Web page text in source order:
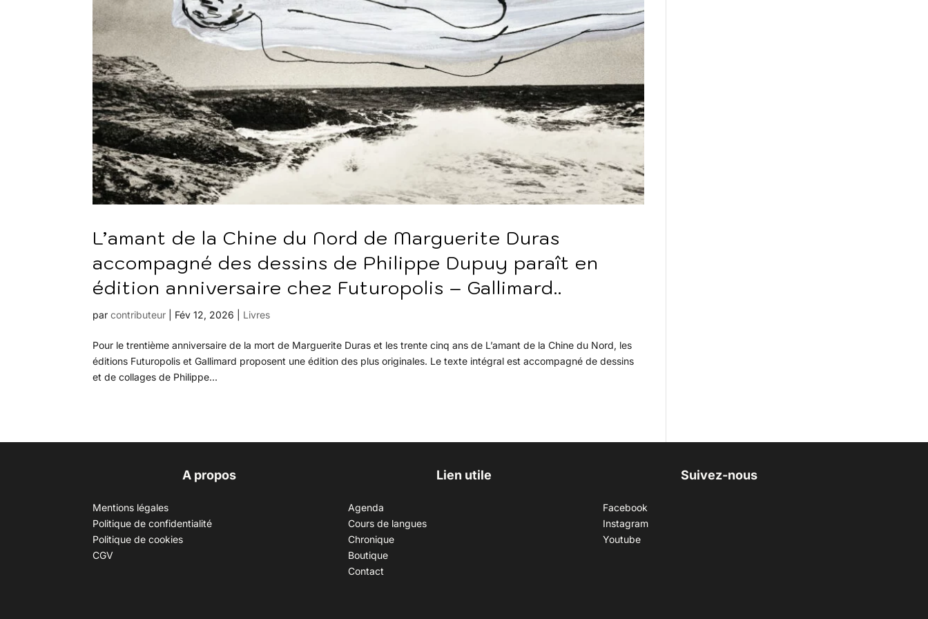
L’amant de la Chine du Nord de Marguerite Duras
accompagné des dessins de Philippe Dupuy paraît en
édition anniversaire chez Futuropolis – Gallimard..
parcontributeur Fév 12, 2026 Livres
Pour le trentième anniversaire de la mort de Marguerite Duras et les trente cinq ans de L’amant de la Chine du Nord, les
éditions Futuropolis et Gallimard proposent une édition des plus originales. Le texte intégral est accompagné de dessins
et de collages de Philippe...
A propos
Mentions légales
Politique de confidentialité
Politique de cookies
CGV
Lien utile
Agenda
Cours de langues
Chronique
Boutique
Contact
Suivez-nous
Facebook
Instagram
Youtube